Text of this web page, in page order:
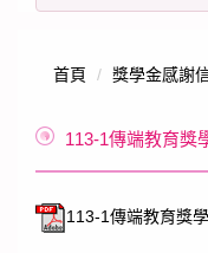
首頁 獎學金感謝
113-1傳端教育
113-1傳端教育獎